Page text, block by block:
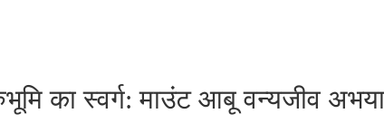
का स्वर्ग: माउंट आबू वन्यजीव